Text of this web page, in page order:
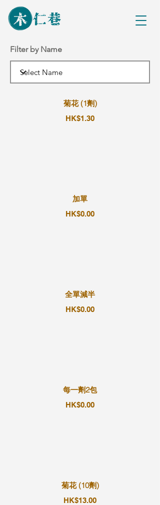
Filter by Name
菊花 (1劑)
HK$1.30
加單
HK$0.00
全單減半
HK$0.00
每一劑2包
HK$0.00
菊花 (10劑)
HK$13.00